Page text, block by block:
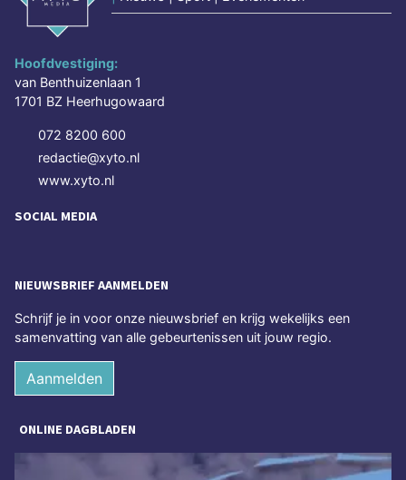
Hoofdvestiging:
van Benthuizenlaan 1
1701 BZ Heerhugowaard
072 8200 600
redactie@xyto.nl
www.xyto.nl
SOCIAL MEDIA
NIEUWSBRIEF AANMELDEN
Schrijf je in voor onze nieuwsbrief en krijg wekelijks een
samenvatting van alle gebeurtenissen uit jouw regio.
Aanmelden
ONLINE DAGBLADEN